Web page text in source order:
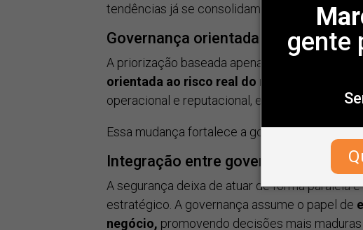
gente
tendências já se consolidam como
Governança orientada a risco
A priorização baseada apenas em requisitos
orientada ao risco real do negócio.
operacional e reputacional, e não apenas
Essa mudança fortalece a governança em TI
Integração entre governança, TI e
A segurança deixa de atuar de forma paralela
estratégico. A governança assume o papel de
negócio, promovendo decisões mais maduras